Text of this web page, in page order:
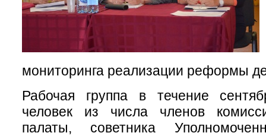
мониторинга реализации реформы
Рабочая группа в течение
человек из числа членов
палаты, советника